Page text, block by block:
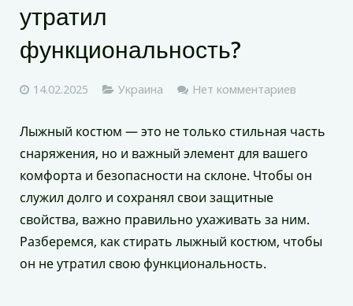
утратил
функциональность?
14.02.2025 Украина Нет комментариев
Лыжный костюм — это не только стильная часть
снаряжения, но и важный элемент для вашего
комфорта и безопасности на склоне. Чтобы он
служил долго и сохранял свои защитные
свойства, важно правильно ухаживать за ним.
Разберемся, как стирать лыжный костюм, чтобы
он не утратил свою функциональность.